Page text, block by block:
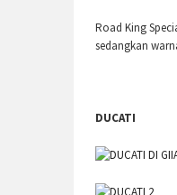
Road King
sedangkan
DUCATI